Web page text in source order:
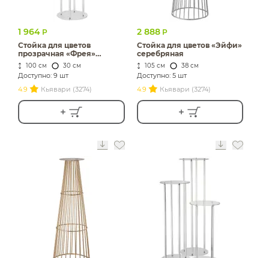
1 964 Р
Стойка для цветов
прозрачная «Фрея»
большая
100 см 30 см
Доступно: 9 шт
4.9
Кьявари (3274)
2 888 Р
Стойка для цветов «Эйфи»
серебряная
105 см 38 см
Доступно: 5 шт
4.9
Кьявари (3274)